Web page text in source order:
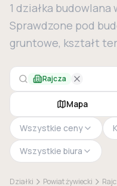
1 działka budowlana
Sprawdzone pod
gruntowe, kształt
Rajcza
Mapa
Wszystkie ceny
Wszystkie biura
Działki Powiat żywiecki